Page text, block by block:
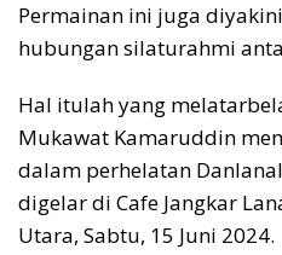
Permainan ini juga
hubungan silaturahmi
Hal itulah yang
Mukawat Kamaruddin
dalam perhelatan
digelar di Cafe Jangkar
Utara, Sabtu, 15 Juni 2024.